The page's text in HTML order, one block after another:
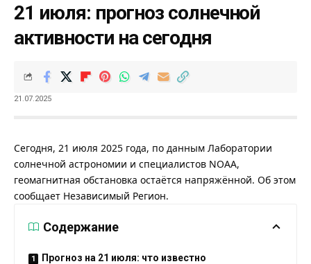
21 июля: прогноз солнечной
активности на сегодня
21.07.2025
Сегодня, 21 июля 2025 года, по данным Лаборатории
солнечной астрономии и специалистов NOAA,
геомагнитная обстановка остаётся напряжённой. Об этом
сообщает Независимый Регион.
Содержание
Прогноз на 21 июля: что известно